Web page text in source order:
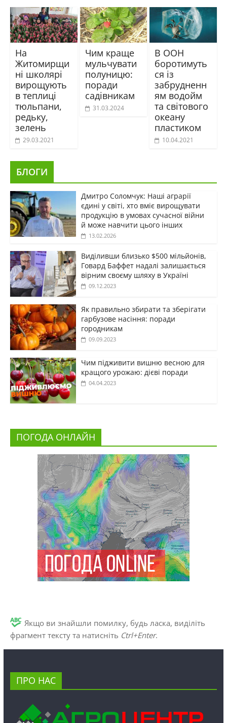
На
Житомирщи
ні школярі
вирощують
в теплиці
тюльпани,
редьку,
зелень
29.03.2021
Чим краще
мульчувати
полуницю:
поради
садівникам
31.03.2024
В ООН
боротимуть
ся із
забрудненн
ям водойм
та світового
океану
пластиком
10.04.2021
БЛОГИ
Дмитро Соломчук: Наші аграрії
єдині у світі, хто вміє вирощувати
продукцію в умовах сучасної війни
й може навчити цього інших
13.02.2026
Виділивши близько $500 мільйонів,
Говард Баффет надалі залишається
вірним своєму шляху в Україні
09.12.2023
Як правильно збирати та зберігати
гарбузове насіння: поради
городникам
09.09.2023
Чим підживити вишню весною для
кращого урожаю: дієві поради
04.04.2023
ПОГОДА ОНЛАЙН
Якщо ви знайшли помилку, будь ласка, виділіть
фрагмент тексту та натисніть Ctrl+Enter.
ПРО НАС